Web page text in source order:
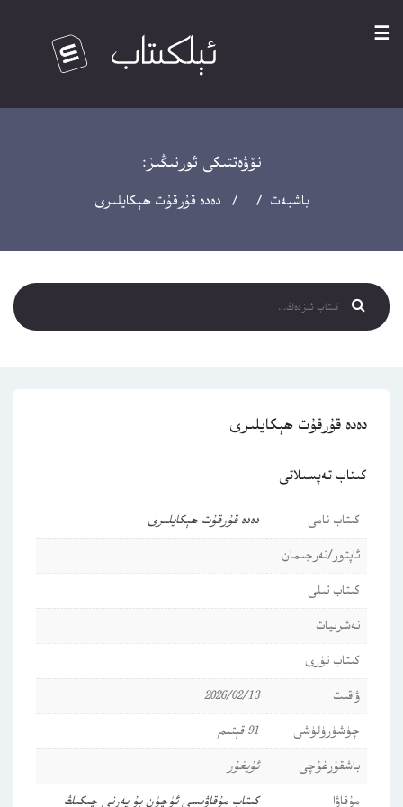
☰
نۆۋەتتىكى ئورنىڭىز:
باشبەت / / دەدە قۇرقۇت ھېكايلىرى
دەدە قۇرقۇت ھېكايلىرى
كىتاب تەپسىلاتى
كىتاب نامى
دەدە قۇرقۇت ھېكايلىرى
ئاپتور/تەرجىمان
كىتاب تىلى
نەشرىيات
كىتاب تۈرى
ۋاقىت
2026/02/13
چۈشۈرۈلۈشى
91 قېتىم
باشقۇرغۇچى
ئۇيغۇر
مۇقاۋا
كىتاب مۇقاۋىسى ئۈچۈن بۇ يەرنى چىكىڭ